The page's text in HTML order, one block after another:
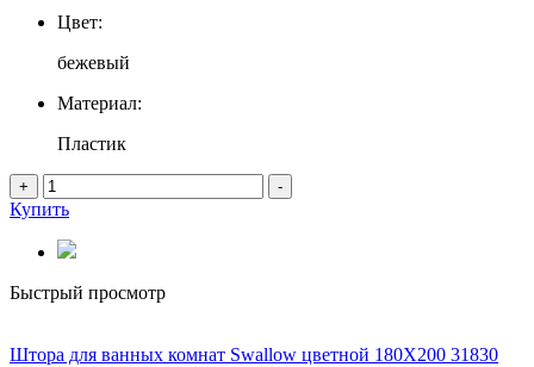
Цвет:
бежевый
Материал:
Пластик
+ -
Купить
Быстрый просмотр
Штора для ванных комнат Swallow цветной 180Х200 31830